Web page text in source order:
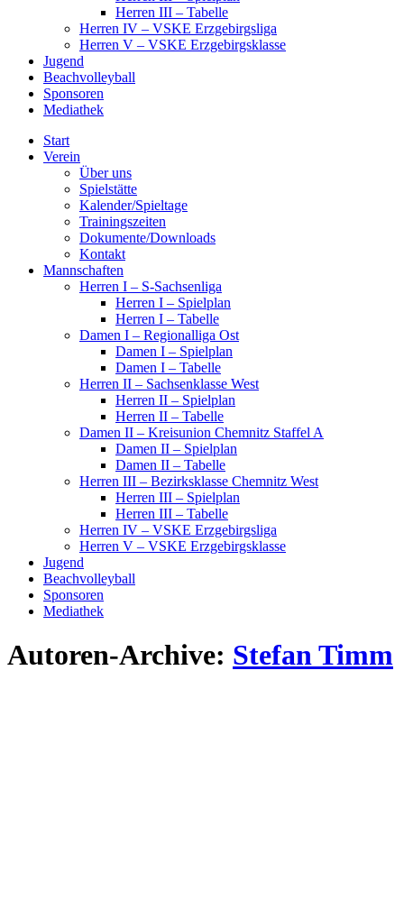
Herren III – Tabelle
Herren IV – VSKE Erzgebirgsliga
Herren V – VSKE Erzgebirgsklasse
Jugend
Beachvolleyball
Sponsoren
Mediathek
Start
Verein
Über uns
Spielstätte
Kalender/Spieltage
Trainingszeiten
Dokumente/Downloads
Kontakt
Mannschaften
Herren I – S-Sachsenliga
Herren I – Spielplan
Herren I – Tabelle
Damen I – Regionalliga Ost
Damen I – Spielplan
Damen I – Tabelle
Herren II – Sachsenklasse West
Herren II – Spielplan
Herren II – Tabelle
Damen II – Kreisunion Chemnitz Staffel A
Damen II – Spielplan
Damen II – Tabelle
Herren III – Bezirksklasse Chemnitz West
Herren III – Spielplan
Herren III – Tabelle
Herren IV – VSKE Erzgebirgsliga
Herren V – VSKE Erzgebirgsklasse
Jugend
Beachvolleyball
Sponsoren
Mediathek
Autoren-Archive: Stefan Timm